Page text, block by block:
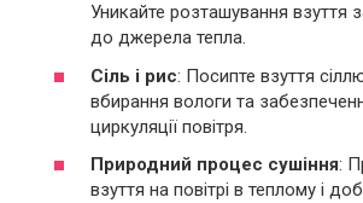
Уникайте розташування взуття
до джерела тепла.
Сіль і рис: Посипте взуття
вбирання вологи та
циркуляції повітря.
Природний процес сушіння:
взуття на повітрі в теплому і